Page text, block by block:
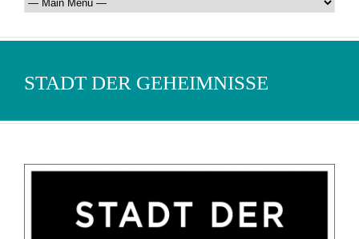
STADT DER GEHEIMNISSE